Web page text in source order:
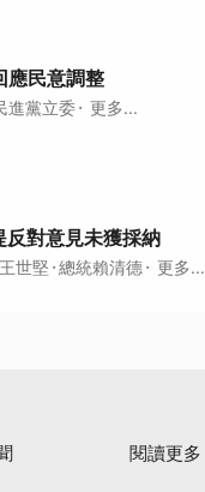
應民意調整
進黨立委· 更多...
對意見未獲採納
王世堅 ·總統賴清德· 更多...
閱讀更多